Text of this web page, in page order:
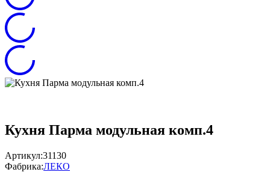
Кухня Парма модульная комп.4
Артикул:31130
Фабрика:ЛЕКО